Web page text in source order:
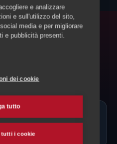
Cornish Rex
e analizzare
e sull'utilizzo del sito,
media e per migliorare
e pubblicità presenti.
dei cookie
tutto
tutti i cookie